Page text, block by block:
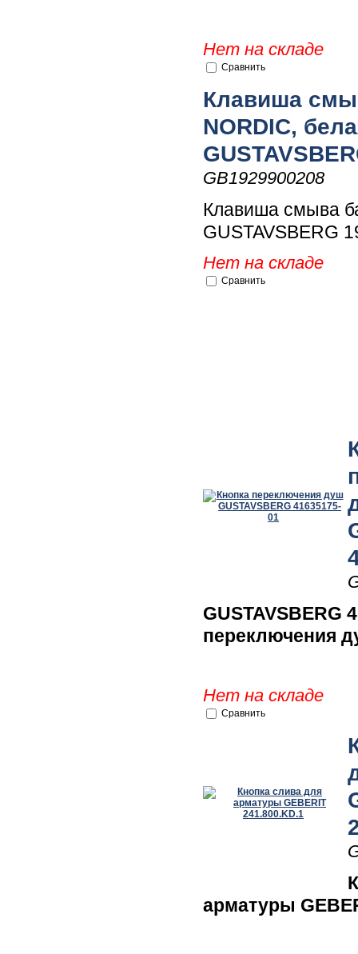
Нет на складе
Сравнить
Клавиша
NORDIC,
GB1929900208
Клавиша смыва
GUSTAVSBERG
Нет на складе
Сравнить
GUSTAVSBERG
переключения
Нет на складе
Сравнить
арматуры